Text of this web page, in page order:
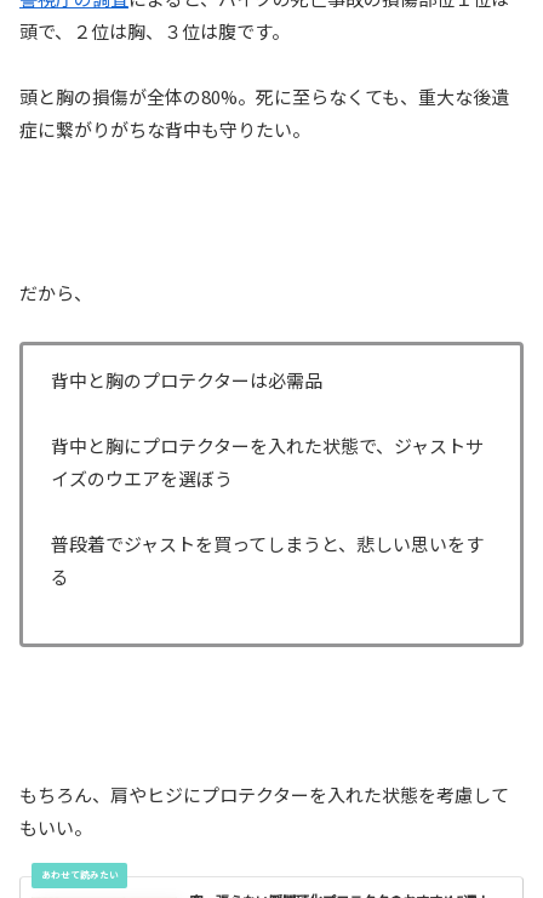
頭で、２位は胸、３位は腹です。
頭と胸の損傷が全体の80%。死に至らなくても、重大な後遺
症に繋がりがちな背中も守りたい。
だから、
背中と胸のプロテクターは必需品
背中と胸にプロテクターを入れた状態で、ジャストサ
イズのウエアを選ぼう
普段着でジャストを買ってしまうと、悲しい思いをす
る
もちろん、肩やヒジにプロテクターを入れた状態を考慮して
もいい。